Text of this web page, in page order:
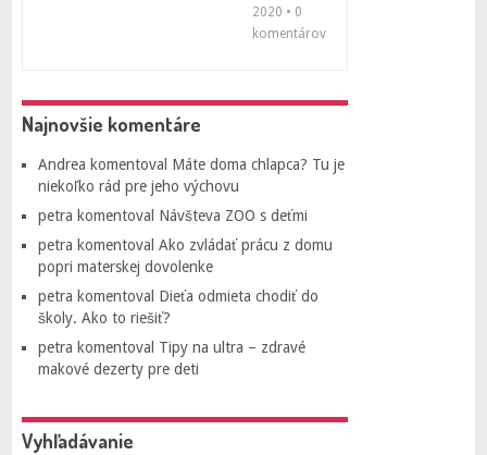
2020 • 0
komentárov
Najnovšie komentáre
Andrea komentoval Máte doma chlapca? Tu je
niekoľko rád pre jeho výchovu
petra komentoval Návšteva ZOO s deťmi
petra komentoval Ako zvládať prácu z domu
popri materskej dovolenke
petra komentoval Dieťa odmieta chodiť do
školy. Ako to riešiť?
petra komentoval Tipy na ultra – zdravé
makové dezerty pre deti
Vyhľadávanie